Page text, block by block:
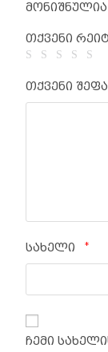
მონიშნულია
თქვენი
თქვენი
სახელი *
ჩემი